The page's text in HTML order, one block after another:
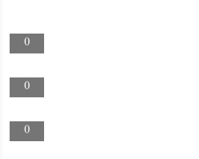
0
0
0